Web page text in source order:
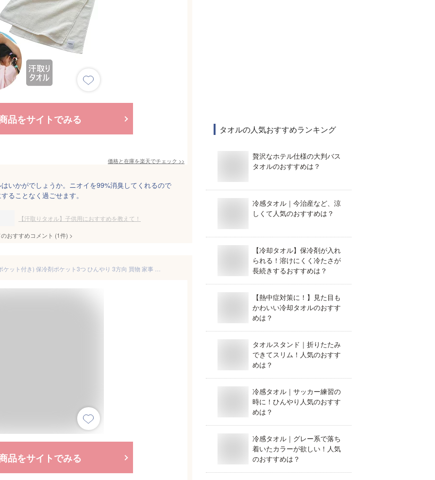
品をサイトでみる
価格と在庫を楽天でチェック >>
いかがでしょうか。ニオイを99%消臭してくれるので
ることなく過ごせます。
【汗取りタオル】子供用におすすめを教えて！
おすすめコメント (1件) >
品をサイトでみる
タオルの人気おすすめランキング
贅沢なホテル仕様の大判バス
タオルのおすすめは？
冷感タオル｜今治産など、涼
しくて人気のおすすめは？
【冷却タオル】保冷剤が入れ
られる！溶けにくく冷たさが
長続きするおすすめは？
【熱中症対策に！】見た目も
かわいい冷却タオルのおすす
めは？
タオルスタンド｜折りたたみ
できてスリム！人気のおすす
めは？
冷感タオル｜サッカー練習の
時に！ひんやり人気のおすす
めは？
冷感タオル｜グレー系で落ち
着いたカラーが欲しい！人気
のおすすめは？